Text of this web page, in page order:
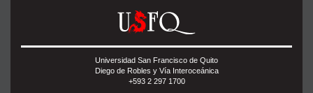
Universidad San Francisco de Quito
Diego de Robles y Vía Interoceánica
+593 2 297 1700